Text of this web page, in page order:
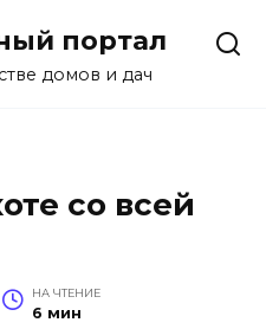
портал
домов и дач
со всей
НА ЧТЕНИЕ
6 мин